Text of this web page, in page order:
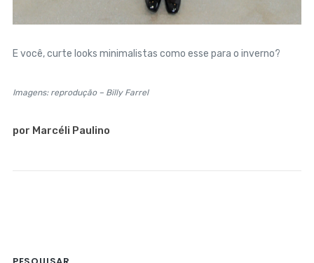
E você, curte looks minimalistas como esse para o inverno?
Imagens: reprodução – Billy Farrel
por Marcéli Paulino